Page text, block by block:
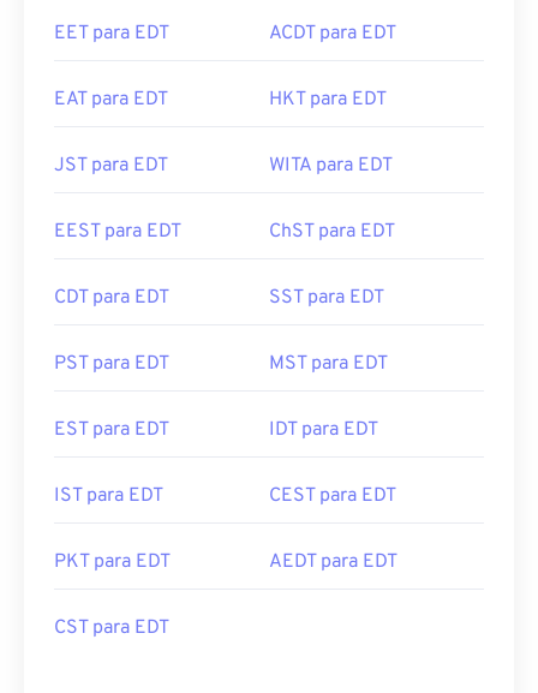
EET para EDT ACDT para EDT
EAT para EDT HKT para EDT
JST para EDT WITA para EDT
EEST para EDT ChST para EDT
CDT para EDT SST para EDT
PST para EDT MST para EDT
EST para EDT IDT para EDT
IST para EDT CEST para EDT
PKT para EDT AEDT para EDT
CST para EDT